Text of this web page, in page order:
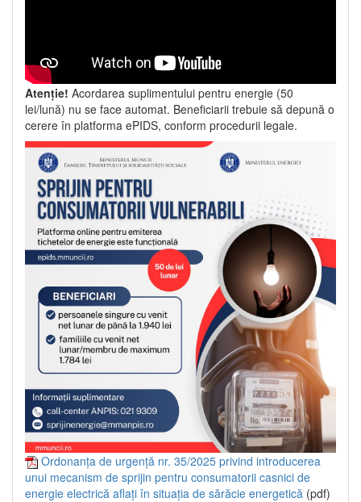
Atenție! Acordarea suplimentului pentru energie (50
lei/lună) nu se face automat. Beneficiarii trebuie să depună o
cerere în platforma ePIDS, conform procedurii legale.
Ordonanța de urgență nr. 35/2025 privind introducerea
unui mecanism de sprijin pentru consumatorii casnici de
energie electrică aflați în situația de sărăcie energetică (pdf)